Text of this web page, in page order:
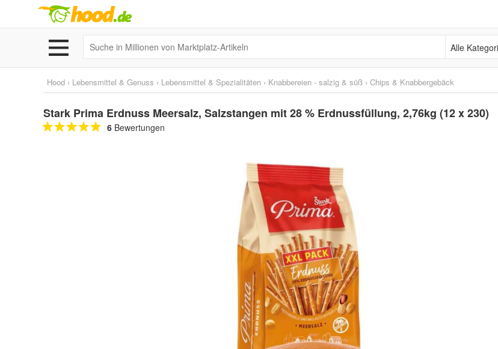
Alle Kategorien
Hood › Lebensmittel & Genuss › Lebensmittel & Spezialitäten › Knabbereien - salzig & süß › Chips & Knabbergebäck
Stark Prima Erdnuss Meersalz, Salzstangen mit 28 % Erdnussfüllung, 2,76kg (12 x 230)
6 Bewertungen